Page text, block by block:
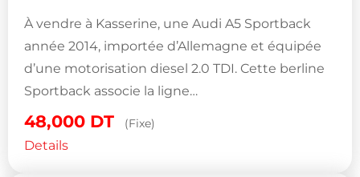
À vendre à Kasserine, une Audi A5 Sportback
année 2014, importée d’Allemagne et équipée
d’une motorisation diesel 2.0 TDI. Cette berline
Sportback associe la ligne…
48,000 DT (Fixe)
Details